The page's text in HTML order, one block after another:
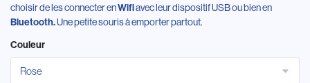
choisir de les connecter enWifiavec leur dispositif USB ou bien en
Bluetooth.Une petite souris à emporter partout.
Couleur